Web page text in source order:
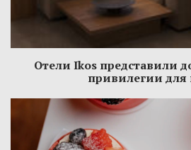
Отели Ikos представили
привилегии для